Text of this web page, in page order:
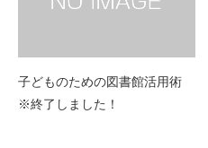
子どものための図書館活用術
※終了しました！